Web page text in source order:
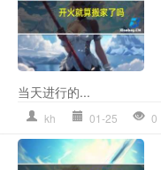
当天进行的...
kh 01-25 0